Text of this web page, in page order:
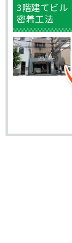
3階建てビ
密着工法